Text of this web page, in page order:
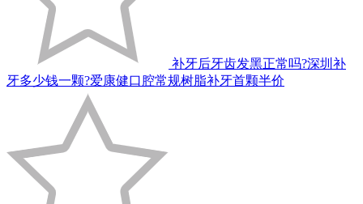
补牙后牙齿发黑正常吗?深圳补
牙多少钱一颗?爱康健口腔常规树脂补牙首颗半价